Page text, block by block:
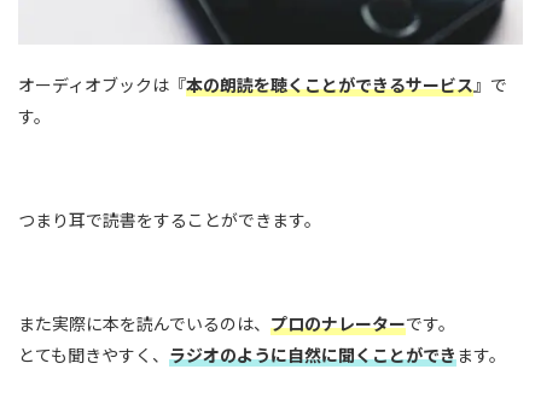
オーディオブックは『本の朗読を聴くことができるサービス』で
す。
つまり耳で読書をすることができます。
また実際に本を読んでいるのは、 プロのナレーターです。
とても聞きやすく、 ラジオのように自然に聞くことができます。